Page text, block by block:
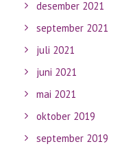
desember 2021
september 2021
juli 2021
juni 2021
mai 2021
oktober 2019
september 2019